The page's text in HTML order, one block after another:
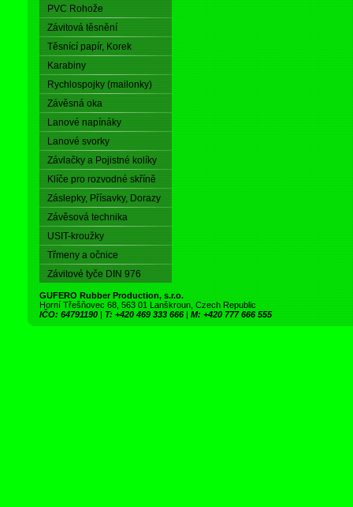
PVC Rohože
Závitová těsnění
Těsnící papír, Korek
Karabiny
Rychlospojky (mailonky)
Závěsná oka
Lanové napínáky
Lanové svorky
Závlačky a Pojistné kolíky
Klíče pro rozvodné skříně
Záslepky, Přísavky, Dorazy
Závěsová technika
USIT-kroužky
Třmeny a očnice
Závitové tyče DIN 976
GUFERO Rubber Production, s.r.o.
Horní Třešňovec 68, 563 01 Lanškroun, Czech Republic
IČO: 64791190 | T: +420 469 333 666 | M: +420 777 666 555